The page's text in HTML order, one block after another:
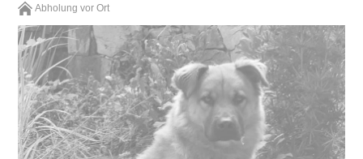
Abholung vor Ort